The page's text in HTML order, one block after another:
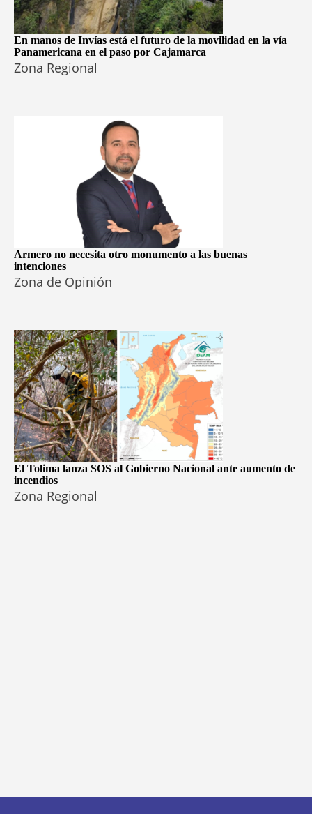
En manos de Invías está el futuro de la movilidad en la vía
Panamericana en el paso por Cajamarca
Zona Regional
Armero no necesita otro monumento a las buenas
intenciones
Zona de Opinión
El Tolima lanza SOS al Gobierno Nacional ante aumento de
incendios
Zona Regional